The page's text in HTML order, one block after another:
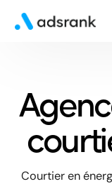
Courtier en